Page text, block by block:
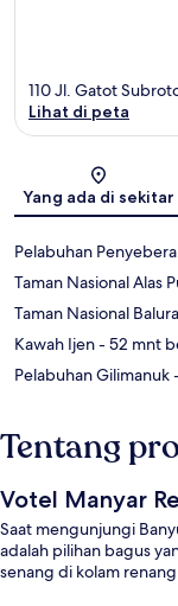
110 Jl. Gatot
Lihat di peta
Yang ada di sekitar
Pelabuhan
Taman Nasional Alas
Taman Nasional
Kawah Ijen- 52 mnt
Pelabuhan Gilimanuk
Tentang
Votel Manyar
Saat mengunjungi
adalah pilihan bagus
senang di kolam